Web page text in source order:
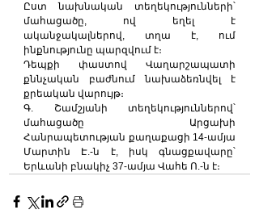
Ըստ նախնական տեղեկությունների՝
մահացածը, ով եղել է
ականջակալներով, տղա է, ում
ինքնությունը պարզվում է։
Դեպքի փաստով Վաղարշապատի
քննչական բաժնում նախաձեռնվել է
քրեական վարույթ։
Գ. Շամշյանի տեղեկություններով՝
մահացածը Արցախի
Հանրապետության քաղաքացի 14-ամյա
Մարտին Է.-ն է, իսկ գնացքավարը՝
Երևանի բնակիչ 37-ամյա Վահե Ո.-ն է։